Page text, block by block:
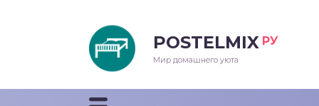
POSTELMIX РУ
Мир домашнего уюта